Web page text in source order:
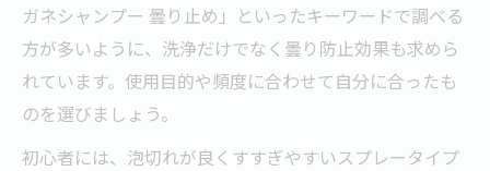
ガネシャンプー 曇り止め」といったキーワードで調べる
方が多いように、洗浄だけでなく曇り防止効果も求めら
れています。使用目的や頻度に合わせて自分に合ったも
のを選びましょう。
初心者には、泡切れが良くすすぎやすいスプレータイプ